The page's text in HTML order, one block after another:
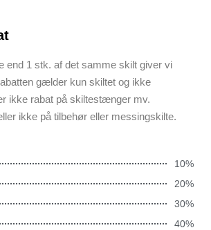
end 1 stk. af det samme skilt giver vi
gælder kun skiltet og ikke
ikke rabat på skiltestænger mv.
ikke på tilbehør eller messingskilte.
10%
20%
30%
40%